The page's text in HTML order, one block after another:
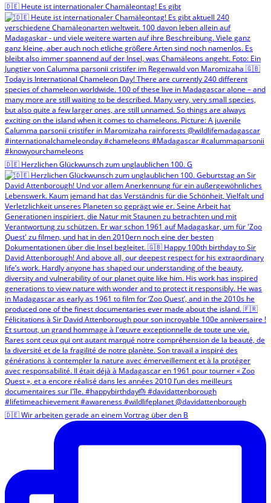
🇩🇪 Heute ist internationaler Chamäleontag! Es gibt
🇩🇪 Herzlichen Glückwunsch zum unglaublichen 100. G
🇩🇪 Wir arbeiten gerade an einem Vortrag über den B